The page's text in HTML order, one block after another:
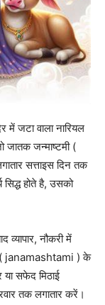
में जटा वाला नारियल
जातक जन्माष्टमी (
सत्ताइस दिन तक
सिद्ध होते है, उसको
व्यापार, नौकरी में
( janamashtami ) के
सफेद मिठाई
तक लगातार करें।